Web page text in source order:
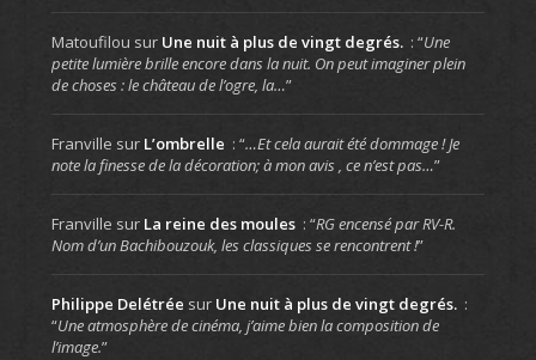
Matoufilou sur Une nuit à plus de vingt degrés. : “Une
petite lumière brille encore dans la nuit. On peut imaginer plein
de choses : le château de l’ogre, la…”
Franville sur L’ombrelle : “…Et cela aurait été dommage ! Je
note la finesse de la décoration; à mon avis , ce n’est pas…”
Franville sur La reine des moules : “RG encensé par RV-R.
Nom d’un Bachibouzouk, les classiques se rencontrent !”
Philippe Delétrée sur Une nuit à plus de vingt degrés. :
“Une atmosphère de cinéma, j’aime bien la composition de
l’image.”